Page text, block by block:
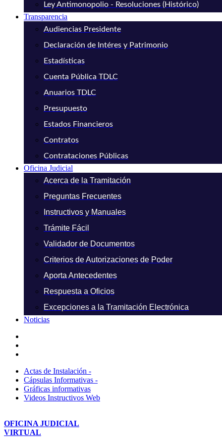
Ley Antimonopolio - Resoluciones (Histórico)
Transparencia
Audiencias Presidente
Declaración de Intéres y Patrimonio
Estadísticas
Cuenta Pública TDLC
Anuarios TDLC
Presupuesto
Estados Financieros
Contratos
Contrataciones Públicas
Oficina Judicial
Acerca de la Tramitación
Preguntas Frecuentes
Instructivos y Manuales
Trámite Fácil
Validador de Documentos
Criterios de Autorizaciones de Poder
Aporta Antecedentes
Respuesta a Oficios
Excepciones a la Tramitación Electrónica
Noticias
Actas de Instalación -
Cápsulas Informativas -
Gráficas informativas
Videos Instructivos Web
OFICINA JUDICIAL
VIRTUAL